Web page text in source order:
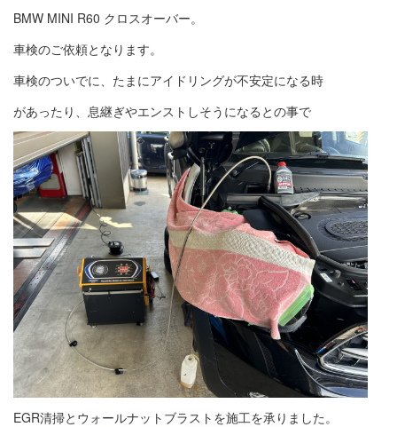
BMW MINI R60 クロスオーバー。
車検のご依頼となります。
車検のついでに、たまにアイドリングが不安定になる時
があったり、息継ぎやエンストしそうになるとの事で
EGR清掃とウォールナットブラストを施工を承りました。